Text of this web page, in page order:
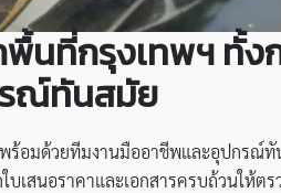
นที่กรุงเทพฯ ทั้ง
รณ์ทันสมัย
อมด้วยทีมงานมืออาชีพและอุปกรณ์
เสนอราคาและเอกสารครบถ้วนให้ต